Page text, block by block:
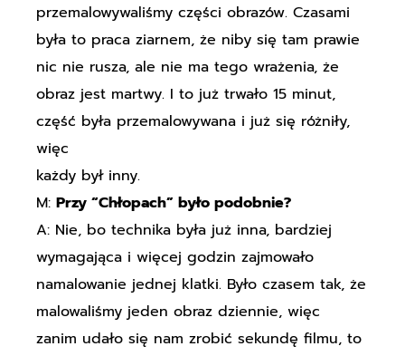
przemalowywaliśmy części obrazów. Czasami
była to praca ziarnem, że niby się tam prawie
nic nie rusza, ale nie ma tego wrażenia, że
obraz jest martwy. I to już trwało 15 minut,
część była przemalowywana i już się różniły,
więc
każdy był inny.
M: Przy “Chłopach” było podobnie?
A: Nie, bo technika była już inna, bardziej
wymagająca i więcej godzin zajmowało
namalowanie jednej klatki. Było czasem tak, że
malowaliśmy jeden obraz dziennie, więc
zanim udało się nam zrobić sekundę filmu, to